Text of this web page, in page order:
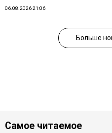
06.08.2026 21:06
Больше
Самое читаемое